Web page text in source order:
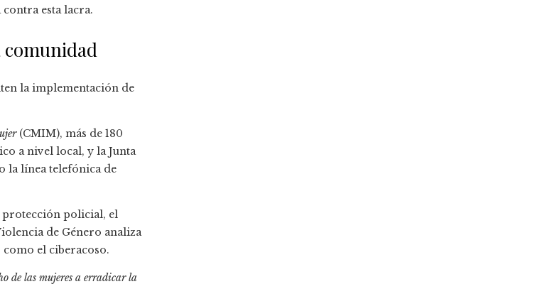
esta lacra.
comunidad
la implementación de
(CMIM), más de 180
a nivel local, y la Junta
la línea telefónica de
protección policial, el
de Género analiza
el ciberacoso.
de las mujeres a erradicar la